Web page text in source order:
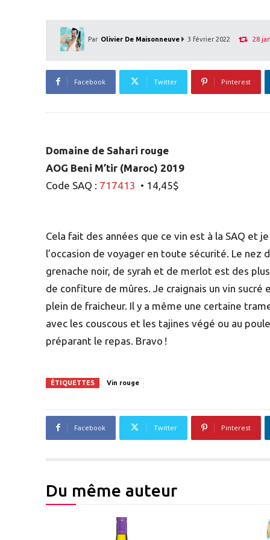
Par Olivier De Maisonneuve 3 février 2022 28
Facebook Twitter Pinterest
Domaine de Sahari rouge
AOG Beni M’tir (Maroc) 2019
Code SAQ : 717413 • 14,45$
Cela fait des années que ce vin est à la SAQ et
l’occasion de voyager en toute sécurité. Le
grenache noir, de syrah et de merlot est des
de confiture de mûres. Je craignais un vin sucré
plein de fraicheur. Il y a même une certaine
avec les couscous et les tajines végé ou au
préparant le repas. Bravo !
ÉTIQUETTES Vin rouge
Facebook Twitter Pinterest
Du même auteur